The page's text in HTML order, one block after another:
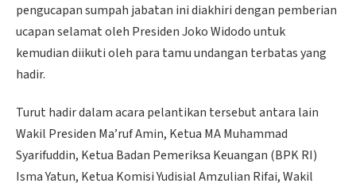
pengucapan sumpah jabatan ini diakhiri dengan pemberian
ucapan selamat oleh Presiden Joko Widodo untuk
kemudian diikuti oleh para tamu undangan terbatas yang
hadir.
Turut hadir dalam acara pelantikan tersebut antara lain
Wakil Presiden Ma’ruf Amin, Ketua MA Muhammad
Syarifuddin, Ketua Badan Pemeriksa Keuangan (BPK RI)
Isma Yatun, Ketua Komisi Yudisial Amzulian Rifai, Wakil